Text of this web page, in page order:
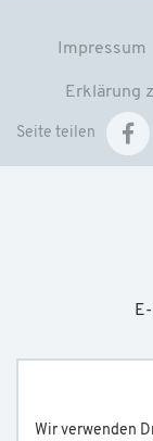
Impressum
Erklärung
Seite teilen
Wir verwenden